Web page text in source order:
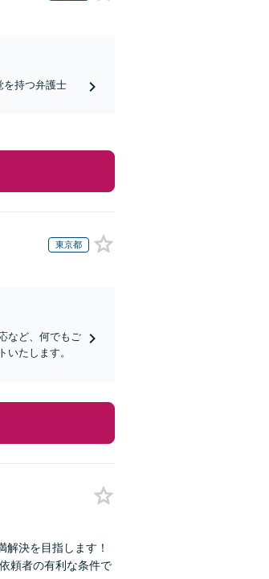
を持つ弁護士
東京都
など、何でもご
たします。
決を目指します！
頼者の有利な条件で